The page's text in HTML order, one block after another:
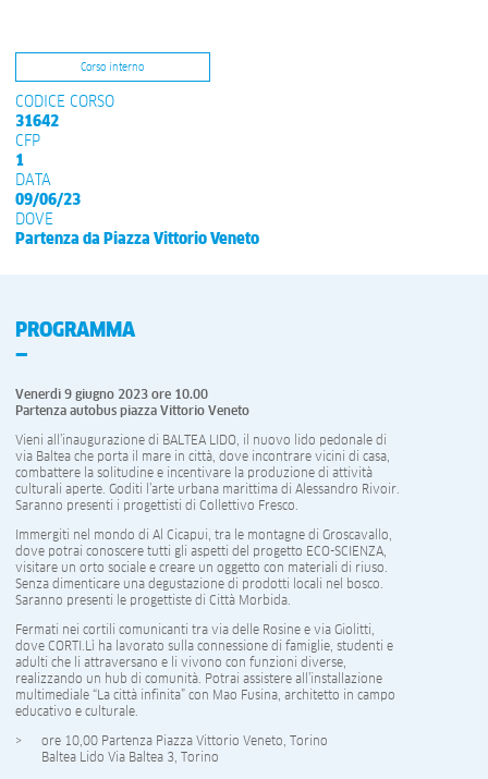
Corso interno
CODICE CORSO
31642
CFP
1
DATA
09/06/23
DOVE
Partenza da Piazza Vittorio Veneto
PROGRAMMA
Venerdì 9 giugno 2023 ore 10.00
Partenza autobus piazza Vittorio Veneto
Vieni all’inaugurazione di BALTEA LIDO, il nuovo lido pedonale di
via Baltea che porta il mare in città, dove incontrare vicini di casa,
combattere la solitudine e incentivare la produzione di attività
culturali aperte. Goditi l’arte urbana marittima di Alessandro Rivoir.
Saranno presenti i progettisti di Collettivo Fresco.
Immergiti nel mondo di Al Cicapui, tra le montagne di Groscavallo,
dove potrai conoscere tutti gli aspetti del progetto ECO-SCIENZA,
visitare un orto sociale e creare un oggetto con materiali di riuso.
Senza dimenticare una degustazione di prodotti locali nel bosco.
Saranno presenti le progettiste di Città Morbida.
Fermati nei cortili comunicanti tra via delle Rosine e via Giolitti,
dove CORTI.Lì ha lavorato sulla connessione di famiglie, studenti e
adulti che li attraversano e li vivono con funzioni diverse,
realizzando un hub di comunità. Potrai assistere all’installazione
multimediale “La città infinita” con Mao Fusina, architetto in campo
educativo e culturale.
ore 10,00 Partenza Piazza Vittorio Veneto, Torino
Baltea Lido Via Baltea 3, Torino